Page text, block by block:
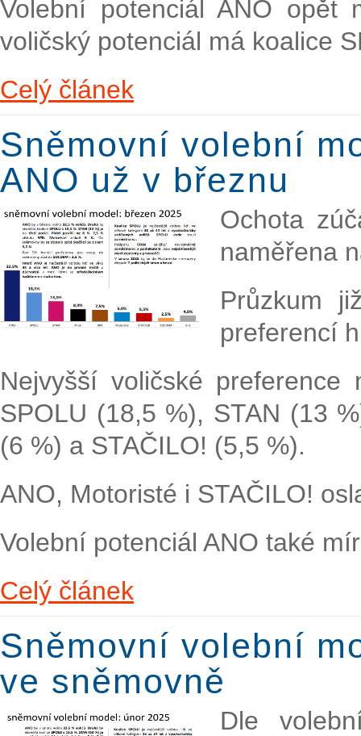
Volební potenciál ANO
voličský potenciál má koalice
Celý článek
Sněmovní volební
ANO už v březnu
Ochota
naměřena
Průzkum
preferencí
Nejvyšší voličské
SPOLU (18,5 %), STAN (13
(6 %) a STAČILO! (5,5 %).
ANO, Motoristé i STAČILO!
Volební potenciál ANO také
Celý článek
Sněmovní volební
ve sněmovně
Dle